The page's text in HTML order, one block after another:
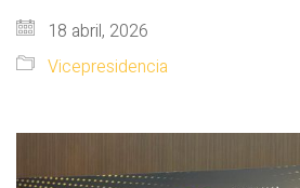
18 abril, 2026
Vicepresidencia